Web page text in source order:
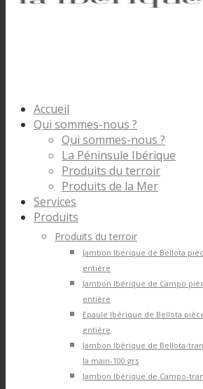
Accueil
Qui sommes-nous ?
Qui sommes-nous ?
La Péninsule Ibérique
Produits du terroir
Produits de la Mer
Services
Produits
Produits du terroir
Jambon Ibérique de Bellota
entière
Jambon Ibérique de Campo
entière
Epaule Ibérique de Bellota
entière
Jambon Ibérique de Bellota-
la main-100 grs
Jambon Ibérique de Campo-